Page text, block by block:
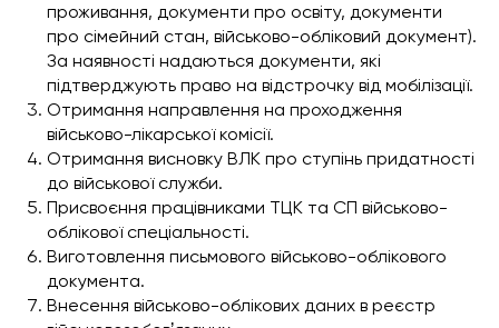
проживання, документи про освіту, документи
про сімейний стан, військово-обліковий документ).
За наявності надаються документи, які
підтверджують право на відстрочку від мобілізації.
Отримання направлення на проходження
військово-лікарської комісії.
Отримання висновку ВЛК про ступінь придатності
до військової служби.
Присвоєння працівниками ТЦК та СП військово-
облікової спеціальності.
Виготовлення письмового військово-облікового
документа.
Внесення військово-облікових даних в реєстр